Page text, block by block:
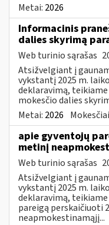
Metai: 2026
Informacinis
dalies skyrimą
Web turinio sąrašas
Atsižvelgiant į
vykstantį 2025 m.
deklaravimą,
mokesčio dalies
Metai: 2026
apie gyventojų
metinį
Web turinio sąrašas
Atsižvelgiant į
vykstantį 2025 m.
deklaravimą,
pareigą perskaičiuoti
neapmokestinamąjį...